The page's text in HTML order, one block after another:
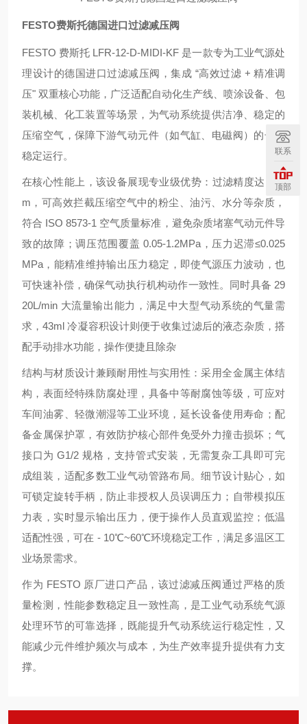
FESTO费斯托德国进口过滤减压阀
FESTO 费斯托 LFR-12-D-MIDI-KF 是一款专为工业气源处
理设计的德国进口过滤减压阀，集成 “高效过滤 + 精准调
压" 双重核心功能，广泛适配自动化生产线、喷涂设备、包
装机械、化工装置等场景，为气动系统提供洁净、稳定的
压缩空气，保障下游气动元件（如气缸、电磁阀）的长效
稳定运行。
在核心性能上，该设备展现专业级优势：过滤精度达 40μ
m，可高效拦截压缩空气中的粉尘、油污、水分等杂质，
符合 ISO 8573-1 空气质量标准，避免杂质堵塞气动元件导
致的故障；调压范围覆盖 0.05-1.2MPa，压力迟滞≤0.025
MPa，能精准维持输出压力稳定，即使气源压力波动，也
可快速补偿，确保气动执行机构动作一致性。同时具备 29
20L/min 大流量输出能力，满足中大型气动系统的气量需
求，43ml 冷凝容积设计则便于收集过滤后的液态杂质，搭
配手动排水功能，操作便捷且除杂
结构与材质设计兼顾耐用性与实用性：采用全金属主体结
构，表面经特殊防腐处理，具备中等耐腐蚀等级，可应对
车间油雾、轻微潮湿等工业环境，延长设备使用寿命；配
备金属保护罩，有效防护核心部件免受外力撞击损坏；气
接口为 G1/2 规格，支持管式安装，无需复杂工具即可完
成组装，适配多数工业气动管路布局。细节设计贴心，如
可锁定旋转手柄，防止非授权人员误调压力；自带模拟压
力表，实时显示输出压力，便于操作人员直观监控；低温
适配性强，可在 - 10℃~60℃环境稳定工作，满足多温区工
业场景需求。
作为 FESTO 原厂进口产品，该过滤减压阀通过严格的质
量检测，性能参数稳定且一致性高，是工业气动系统气源
处理环节的可靠选择，既能提升气动系统运行稳定性，又
能减少元件维护频次与成本，为生产效率提升提供有力支
撑。
联系
顶部